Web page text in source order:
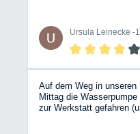
Ursula Leinecke -
Auf dem Weg in
Mittag die
zur Werkstatt gefahren